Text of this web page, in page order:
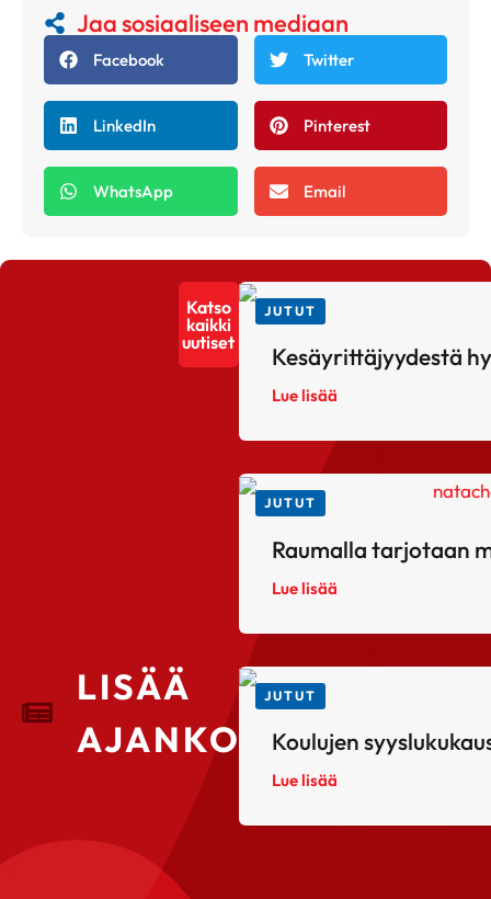
Jaa sosiaaliseen mediaan
Facebook Twitter
LinkedIn Pinterest
WhatsApp Email
LISÄÄ
AJANKOHTAISTA
Katso
kaikki
uutiset
JUTUT
Kesäyrittäjyydestä
Lue lisää
JUTUT
Raumalla tarjotaan
Lue lisää
JUTUT
Koulujen
Lue lisää